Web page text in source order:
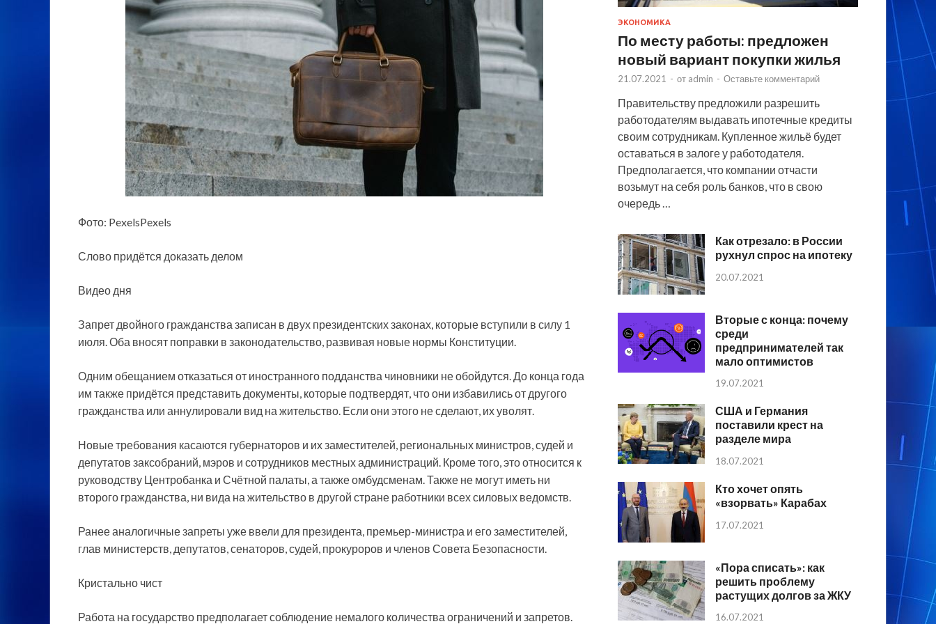
Фото: PexelsPexels
Слово придётся доказать делом
Видео дня
Запрет двойного гражданства записан в двух президентских законах, которые вступили в силу 1
июля. Оба вносят поправки в законодательство, развивая новые нормы Конституции.
Одним обещанием отказаться от иностранного подданства чиновники не обойдутся. До конца года
им также придётся представить документы, которые подтвердят, что они избавились от другого
гражданства или аннулировали вид на жительство. Если они этого не сделают, их уволят.
Новые требования касаются губернаторов и их заместителей, региональных министров, судей и
депутатов заксобраний, мэров и сотрудников местных администраций. Кроме того, это относится к
руководству Центробанка и Счётной палаты, а также омбудсменам. Также не могут иметь ни
второго гражданства, ни вида на жительство в другой стране работники всех силовых ведомств.
Ранее аналогичные запреты уже ввели для президента, премьер-министра и его заместителей,
глав министерств, депутатов, сенаторов, судей, прокуроров и членов Совета Безопасности.
Кристально чист
Работа на государство предполагает соблюдение немалого количества ограничений и запретов.
ЭКОНОМИКА
По месту работы: предложен
новый вариант покупки жилья
21.07.2021 - от admin - Оставьте комментарий
Правительству предложили разрешить
работодателям выдавать ипотечные кредиты
своим сотрудникам. Купленное жильё будет
оставаться в залоге у работодателя.
Предполагается, что компании отчасти
возьмут на себя роль банков, что в свою
очередь …
Как отрезало: в России
рухнул спрос на ипотеку
20.07.2021
Вторые с конца: почему
среди
предпринимателей так
мало оптимистов
19.07.2021
США и Германия
поставили крест на
разделе мира
18.07.2021
Кто хочет опять
«взорвать» Карабах
17.07.2021
«Пора списать»: как
решить проблему
растущих долгов за ЖКУ
16.07.2021